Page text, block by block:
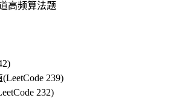
高频算法题
239)
232)